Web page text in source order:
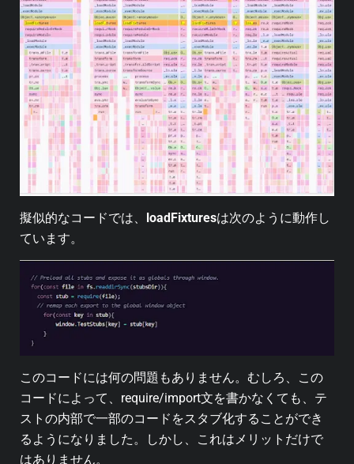
擬似的なコードでは、 loadFixturesは次のように動作し
ています。
このコードには何の問題もありません。むしろ、この
コードによって、require/import文を書かなくても、テ
ストの内部で一部のコードをスタブ化することができ
るようになりました。しかし、これはメリットだけで
はありません。